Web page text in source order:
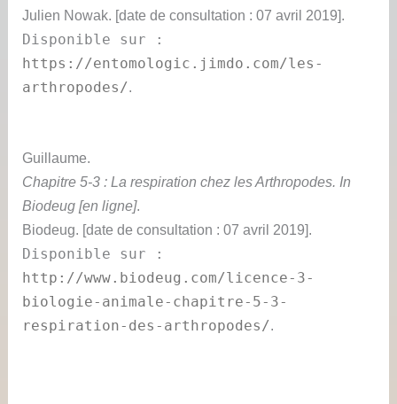
Julien Nowak. [date de consultation : 07 avril 2019].
Disponible sur :
https://entomologic.jimdo.com/les-
arthropodes/.
Guillaume.
Chapitre 5-3 : La respiration chez les Arthropodes. In
Biodeug [en ligne].
Biodeug. [date de consultation : 07 avril 2019].
Disponible sur :
http://www.biodeug.com/licence-3-
biologie-animale-chapitre-5-3-
respiration-des-arthropodes/.